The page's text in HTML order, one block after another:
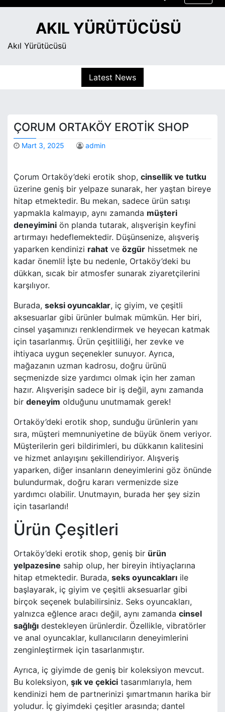
S
AKIL YÜRÜTÜCÜSÜ
Akıl Yürütücüsü
Latest News
ÇORUM ORTAKÖY EROTIK SHOP
Mart 3, 2025 admin
Çorum Ortaköy’deki erotik shop, cinsellik ve tutku
üzerine geniş bir yelpaze sunarak, her yaştan bireye
hitap etmektedir. Bu mekan, sadece ürün satışı
yapmakla kalmayıp, aynı zamanda müşteri
deneyimini ön planda tutarak, alışverişin keyfini
artırmayı hedeflemektedir. Düşünsenize, alışveriş
yaparken kendinizi rahat ve özgür hissetmek ne
kadar önemli! İşte bu nedenle, Ortaköy’deki bu
dükkan, sıcak bir atmosfer sunarak ziyaretçilerini
karşılıyor.
Burada, seksi oyuncaklar, iç giyim, ve çeşitli
aksesuarlar gibi ürünler bulmak mümkün. Her biri,
cinsel yaşamınızı renklendirmek ve heyecan katmak
için tasarlanmış. Ürün çeşitliliği, her zevke ve
ihtiyaca uygun seçenekler sunuyor. Ayrıca,
mağazanın uzman kadrosu, doğru ürünü
seçmenizde size yardımcı olmak için her zaman
hazır. Alışverişin sadece bir iş değil, aynı zamanda
bir deneyim olduğunu unutmamak gerek!
Ortaköy’deki erotik shop, sunduğu ürünlerin yanı
sıra, müşteri memnuniyetine de büyük önem veriyor.
Müşterilerin geri bildirimleri, bu dükkanın kalitesini
ve hizmet anlayışını şekillendiriyor. Alışveriş
yaparken, diğer insanların deneyimlerini göz önünde
bulundurmak, doğru kararı vermenizde size
yardımcı olabilir. Unutmayın, burada her şey sizin
için tasarlandı!
Ürün Çeşitleri
Ortaköy’deki erotik shop, geniş bir ürün
yelpazesine sahip olup, her bireyin ihtiyaçlarına
hitap etmektedir. Burada, seks oyuncakları ile
başlayarak, iç giyim ve çeşitli aksesuarlar gibi
birçok seçenek bulabilirsiniz. Seks oyuncakları,
yalnızca eğlence aracı değil, aynı zamanda cinsel
sağlığı destekleyen ürünlerdir. Özellikle, vibratörler
ve anal oyuncaklar, kullanıcıların deneyimlerini
zenginleştirmek için tasarlanmıştır.
Ayrıca, iç giyimde de geniş bir koleksiyon mevcut.
Bu koleksiyon, şık ve çekici tasarımlarıyla, hem
kendinizi hem de partnerinizi şımartmanın harika bir
yoludur. İç giyimdeki çeşitler arasında; dantel